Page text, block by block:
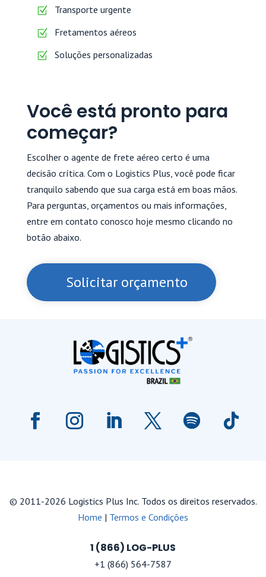
Transporte urgente
Fretamentos aéreos
Soluções personalizadas
Você está pronto para
começar?
Escolher o agente de frete aéreo certo é uma
decisão crítica. Com o Logistics Plus, você pode ficar
tranquilo sabendo que sua carga está em boas mãos.
Para perguntas, orçamentos ou mais informações,
entre em contato conosco hoje mesmo clicando no
botão abaixo.
Solicitar orçamento
© 2011-2026 Logistics Plus Inc. Todos os direitos reservados.
Home | Termos e Condições
1 (866) LOG-PLUS
+1 (866) 564-7587